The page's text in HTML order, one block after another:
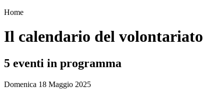
Home
Il calendario del volontariato
5 eventi in programma
Domenica 18 Maggio 2025